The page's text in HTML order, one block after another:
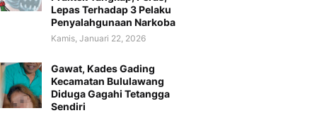
Lepas Terhadap 3 Pelaku
Penyalahgunaan Narkoba
Kamis, Januari 22, 2026
Gawat, Kades Gading
Kecamatan Bululawang
Diduga Gagahi Tetangga
Sendiri